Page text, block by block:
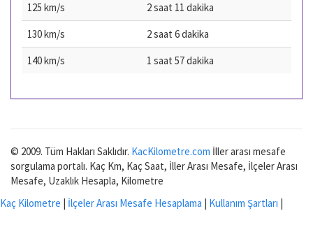
125 km/s
2 saat 11 dakika
130 km/s
2 saat 6 dakika
140 km/s
1 saat 57 dakika
© 2009. Tüm Hakları Saklıdır. KacKilometre.com İller arası mesafe
sorgulama portalı. Kaç Km, Kaç Saat, İller Arası Mesafe, İlçeler Arası
Mesafe, Uzaklık Hesapla, Kilometre
Kaç Kilometre | İlçeler Arası Mesafe Hesaplama | Kullanım Şartları |